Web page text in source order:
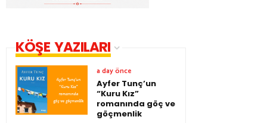
KÖŞE YAZILARI
a day önce
Ayfer Tunç’un
“Kuru Kız”
romanında göç ve
göçmenlik